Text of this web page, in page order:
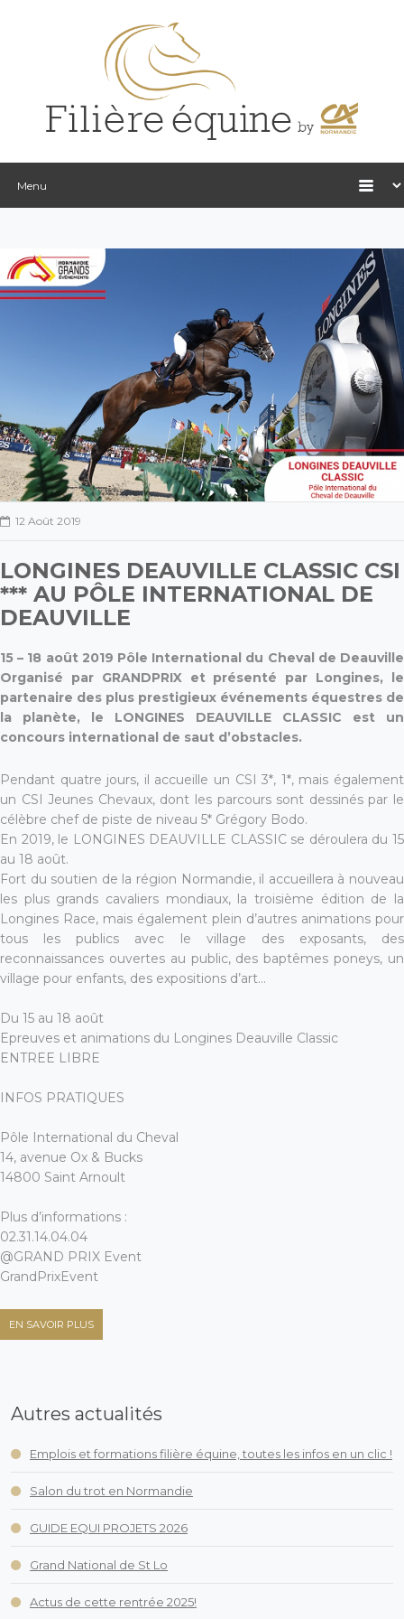
12 Août 2019
LONGINES DEAUVILLE CLASSIC CSI
*** AU PÔLE INTERNATIONAL DE
DEAUVILLE
15 – 18 août 2019 Pôle International du Cheval de Deauville
Organisé par GRANDPRIX et présenté par Longines, le
partenaire des plus prestigieux événements équestres de
la planète, le LONGINES DEAUVILLE CLASSIC est un
concours international de saut d’obstacles.
Pendant quatre jours, il accueille un CSI 3*, 1*, mais également
un CSI Jeunes Chevaux, dont les parcours sont dessinés par le
célèbre chef de piste de niveau 5* Grégory Bodo.
En 2019, le LONGINES DEAUVILLE CLASSIC se déroulera du 15
au 18 août.
Fort du soutien de la région Normandie, il accueillera à nouveau
les plus grands cavaliers mondiaux, la troisième édition de la
Longines Race, mais également plein d’autres animations pour
tous les publics avec le village des exposants, des
reconnaissances ouvertes au public, des baptêmes poneys, un
village pour enfants, des expositions d’art…
Du 15 au 18 août
Epreuves et animations du Longines Deauville Classic
ENTREE LIBRE
INFOS PRATIQUES
Pôle International du Cheval
14, avenue Ox & Bucks
14800 Saint Arnoult
Plus d’informations :
02.31.14.04.04
@GRAND PRIX Event
GrandPrixEvent
EN SAVOIR PLUS
Autres actualités
Emplois et formations filière équine, toutes les infos en un clic !
Salon du trot en Normandie
GUIDE EQUI PROJETS 2026
Grand National de St Lo
Actus de cette rentrée 2025!